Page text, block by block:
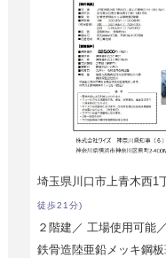
埼玉県川口市上青木西1
徒歩21分)
２階建／ 工場使用可
鉄骨造陸亜鉛メッキ鋼